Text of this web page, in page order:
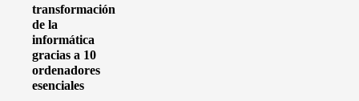
transformación
de la
informática
gracias a 10
ordenadores
esenciales